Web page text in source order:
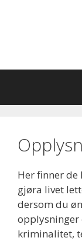
Her finner
gjøra livet
dersom du
kriminalitet,